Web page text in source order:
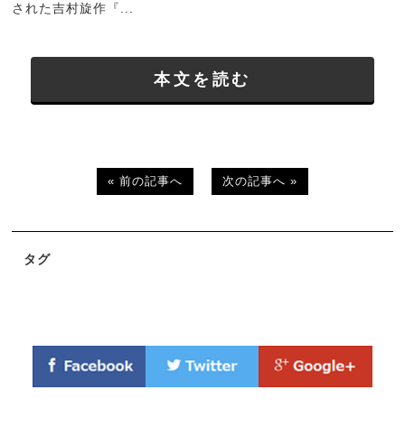
された吉村旋作『...
本文を読む
« 前の記事へ 次の記事へ »
タグ